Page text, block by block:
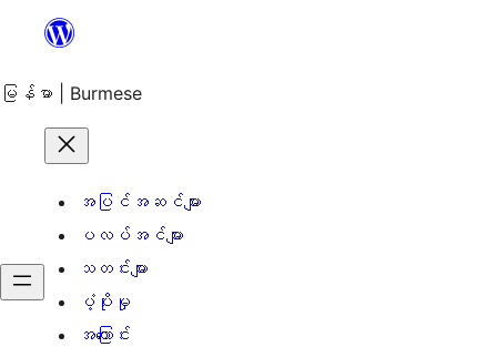
အကြောင်းအရာ
ကျော်သွား
မြန်မာ | Burmese
အပြင်အဆင်များ
ပလပ်အင်များ
သတင်းများ
ပံ့ပိုးမှု
အကြောင်း